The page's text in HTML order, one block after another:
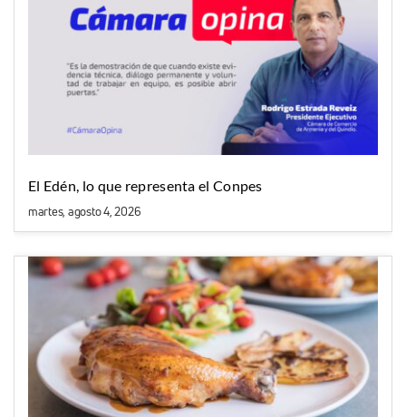
El Edén, lo que representa el Conpes
martes, agosto 4, 2026